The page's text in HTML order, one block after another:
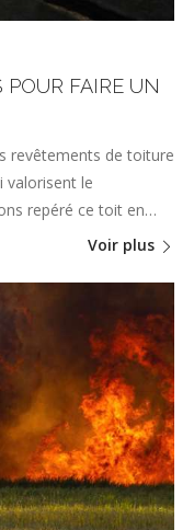
POUR FAIRE UN
revêtements de toiture
valorisent le
repéré ce toit en…
Voir plus